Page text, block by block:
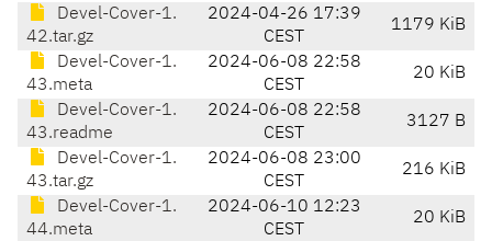
Devel-Cover-1.
42.tar.gz
2024-04-26 17:39
CEST
1179 KiB
Devel-Cover-1.
43.meta
2024-06-08 22:58
CEST
20 KiB
Devel-Cover-1.
43.readme
2024-06-08 22:58
CEST
3127 B
Devel-Cover-1.
43.tar.gz
2024-06-08 23:00
CEST
216 KiB
Devel-Cover-1.
44.meta
2024-06-10 12:23
CEST
20 KiB